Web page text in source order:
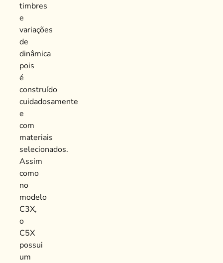
timbres
e
variações
de
dinâmica
pois
é
construído
cuidadosamente
e
com
materiais
selecionados.
Assim
como
no
modelo
C3X,
o
C5X
possui
um